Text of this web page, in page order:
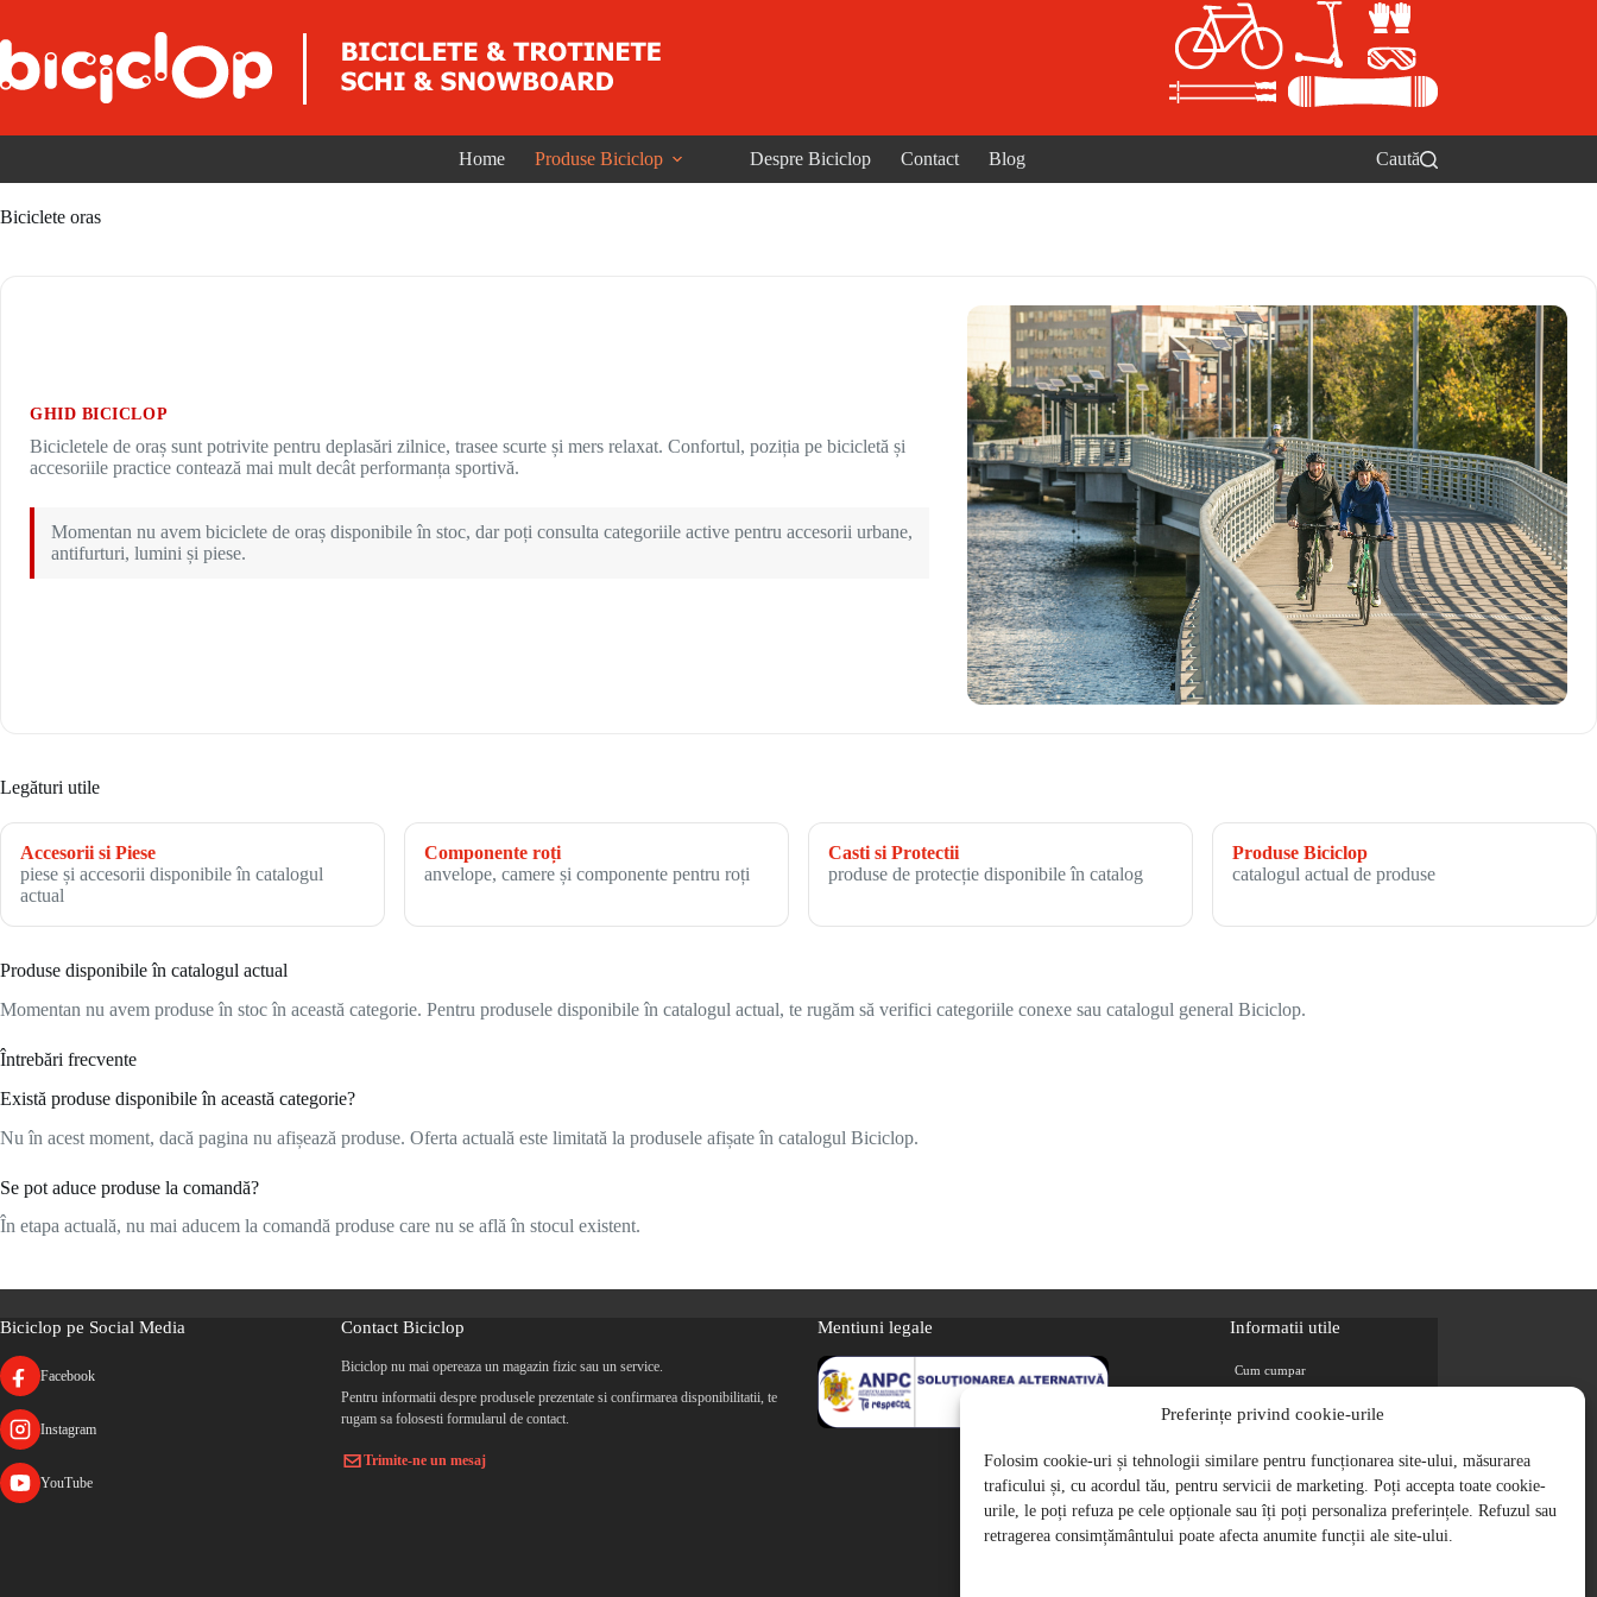
Preferințe privind cookie-urile
Folosim cookie-uri și tehnologii similare pentru funcționarea site-ului, măsurarea
traficului și, cu acordul tău, pentru servicii de marketing. Poți accepta toate cookie-
urile, le poți refuza pe cele opționale sau îți poți personaliza preferințele. Refuzul sau
retragerea consimțământului poate afecta anumite funcții ale site-ului.
Home Produse Biciclop Despre Biciclop Contact Blog Caută
Biciclete oras
GHID BICICLOP
Bicicletele de oraș sunt potrivite pentru deplasări zilnice, trasee scurte și mers relaxat. Confortul, poziția pe bicicletă și
accesoriile practice contează mai mult decât performanța sportivă.
Momentan nu avem biciclete de oraș disponibile în stoc, dar poți consulta categoriile active pentru accesorii urbane,
antifurturi, lumini și piese.
Legături utile
Accesorii si Piese
piese și accesorii disponibile în catalogul
actual
Componente roți
anvelope, camere și componente pentru roți
Casti si Protectii
produse de protecție disponibile în catalog
Produse Biciclop
catalogul actual de produse
Produse disponibile în catalogul actual
Momentan nu avem produse în stoc în această categorie. Pentru produsele disponibile în catalogul actual, te rugăm să verifici categoriile conexe sau catalogul general Biciclop.
Întrebări frecvente
Există produse disponibile în această categorie?
Nu în acest moment, dacă pagina nu afișează produse. Oferta actuală este limitată la produsele afișate în catalogul Biciclop.
Se pot aduce produse la comandă?
În etapa actuală, nu mai aducem la comandă produse care nu se află în stocul existent.
Biciclop pe Social Media
Facebook
Instagram
YouTube
Contact Biciclop
Biciclop nu mai opereaza un magazin fizic sau un service.
Pentru informatii despre produsele prezentate si confirmarea disponibilitatii, te
rugam sa folosesti formularul de contact.
Trimite-ne un mesaj
Mentiuni legale Informatii utile
Cum cumpar
Magazine partenere
Retur
Cariere
Politica de Confidentialitate